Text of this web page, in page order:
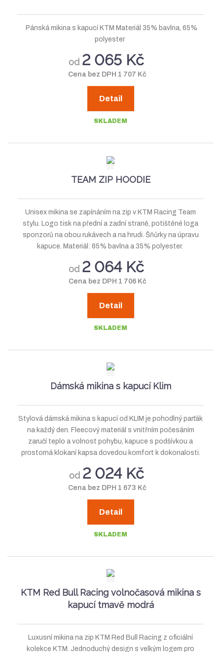
Pánská mikina s kapucí KTM Materiál 35% bavlna, 65%
polyester
od 2 065 Kč
Cena bez DPH 1 707 Kč
Detail
SKLADEM
TEAM ZIP HOODIE
Unisex mikina se zapínáním na zip v KTM Racing Team
stylu. Logo tisk na přední a zadní straně, potištěné loga
sponzorů na obou rukávech a na hrudi. Šňůrky na úpravu
kapuce. Materiál: 65% bavlna a 35% polyester.
od 2 064 Kč
Cena bez DPH 1 706 Kč
Detail
SKLADEM
Dámská mikina s kapucí Klim
Stylová dámská mikina s kapucí od KLIM je pohodlný parťák
na každý den. Fleecový materiál s vnitřním počesáním
zaručí teplo a volnost pohybu, kapuce s podšívkou a
prostorná klokaní kapsa dovedou komfort k dokonalosti.
od 2 024 Kč
Cena bez DPH 1 673 Kč
Detail
SKLADEM
KTM Red Bull Racing volnočasová mikina s
kapucí tmavě modrá
Luxusní mikina na zip KTM Red Bull Racing z oficiální
kolekce KTM. Jednoduchý design s velkým logem pro